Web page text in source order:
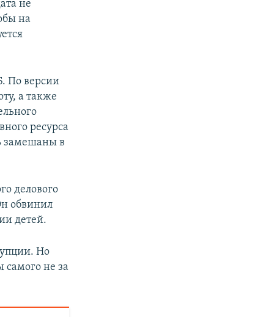
не
на
По версии
а также
ресурса
замешаны в
делового
обвинил
детей.
Но
самого не за